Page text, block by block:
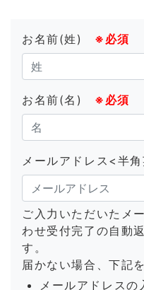
お名前(姓) ※必須
お名前(名) ※必須
メールアドレス<半
ご入力いただいたメ
わせ受付完了の自動
す。
届かない場合、下記
メールアドレスの